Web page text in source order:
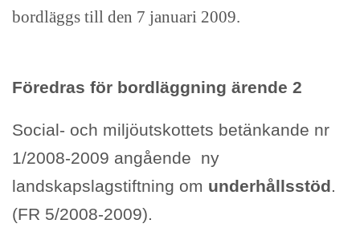
bordläggs till den 7 januari 2009.
Föredras för bordläggning ärende 2
Social- och miljöutskottets betänkande nr
1/2008-2009 angående ny
landskapslagstiftning om underhållsstöd
(FR 5/2008-2009).